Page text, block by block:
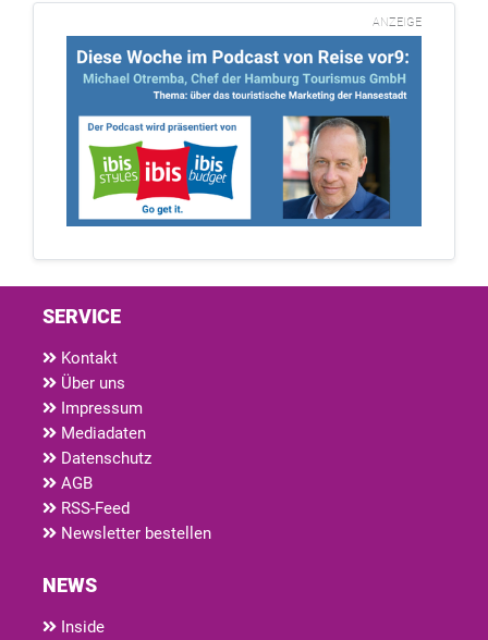
ANZEIGE
SERVICE
Kontakt
Über uns
Impressum
Mediadaten
Datenschutz
AGB
RSS-Feed
Newsletter bestellen
NEWS
Inside